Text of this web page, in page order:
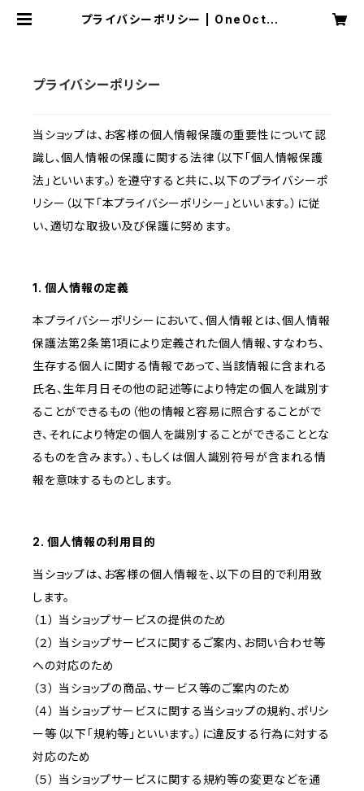
プライバシーポリシー | OneOctav
プライバシーポリシー
当ショップは、お客様の個人情報保護の重要性について認
識し、個人情報の保護に関する法律（以下「個人情報保護
法」といいます。）を遵守すると共に、以下のプライバシーポ
リシー（以下「本プライバシーポリシー」といいます。）に従
い、適切な取扱い及び保護に努めます。
1. 個人情報の定義
本プライバシーポリシーにおいて、個人情報とは、個人情報
保護法第2条第1項により定義された個人情報、すなわち、
生存する個人に関する情報であって、当該情報に含まれる
氏名、生年月日その他の記述等により特定の個人を識別す
ることができるもの（他の情報と容易に照合することがで
き、それにより特定の個人を識別することができることとな
るものを含みます。）、もしくは個人識別符号が含まれる情
報を意味するものとします。
2. 個人情報の利用目的
当ショップは、お客様の個人情報を、以下の目的で利用致
します。
（１） 当ショップサービスの提供のため
（２） 当ショップサービスに関するご案内、お問い合わせ等
への対応のため
（３） 当ショップの商品、サービス等のご案内のため
（４） 当ショップサービスに関する当ショップの規約、ポリシ
ー等（以下「規約等」といいます。）に違反する行為に対する
対応のため
（５） 当ショップサービスに関する規約等の変更などを通